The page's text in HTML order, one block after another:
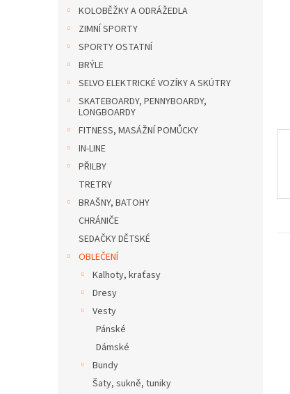
KOLOBĚŽKY A ODRÁŽEDLA
ZIMNÍ SPORTY
SPORTY OSTATNÍ
BRÝLE
SELVO ELEKTRICKÉ VOZÍKY A SKÚTRY
SKATEBOARDY, PENNYBOARDY,
LONGBOARDY
FITNESS, MASÁŽNÍ POMŮCKY
IN-LINE
PŘILBY
TRETRY
BRAŠNY, BATOHY
CHRÁNIČE
SEDAČKY DĚTSKÉ
OBLEČENÍ
Kalhoty, kraťasy
Dresy
Vesty
Pánské
Dámské
Bundy
Šaty, sukně, tuniky